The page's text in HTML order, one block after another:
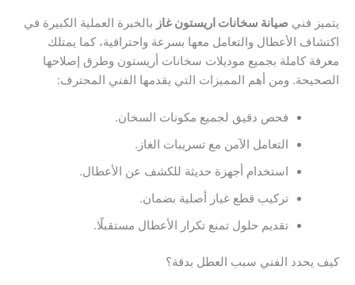
يتميز فني صيانة سخانات اريستون غاز بالخبرة العملية الكبيرة في
اكتشاف الأعطال والتعامل معها بسرعة واحترافية، كما يمتلك
معرفة كاملة بجميع موديلات سخانات أريستون وطرق إصلاحها
الصحيحة. ومن أهم المميزات التي يقدمها الفني المحترف:
فحص دقيق لجميع مكونات السخان.
التعامل الآمن مع تسريبات الغاز.
استخدام أجهزة حديثة للكشف عن الأعطال.
تركيب قطع غيار أصلية بضمان.
تقديم حلول تمنع تكرار الأعطال مستقبلًا.
كيف يحدد الفني سبب العطل بدقة؟